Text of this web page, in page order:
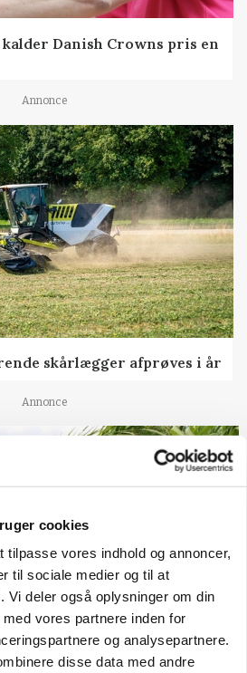
cookies
tilpasse vores indhold og annoncer,
til sociale medier og til at
Vi deler også oplysninger om din
vores partnere inden for
og analysepartnere.
disse data med andre
Danish Crowns pris en
Annonce
skårlægger afprøves i år
Annonce
fokus på elefantgræs